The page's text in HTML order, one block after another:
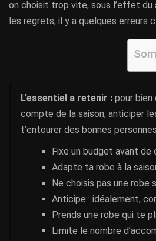
on choisit trop vite, sous l’effet du
les regrets, il y a quelques erreurs
L’essentiel a retenir : pour
compte de la saison, anticiper
t’entourer des bonnes
Fixe un budget avant de
Adapte ta robe à la
Ne choisis pas une robe
Anticipe : idéalement,
Prends une robe qui te
Limite le nombre